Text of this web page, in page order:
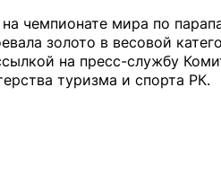
чемпионате мира по
золото в весовой
на пресс-службу
туризма и спорта РК.